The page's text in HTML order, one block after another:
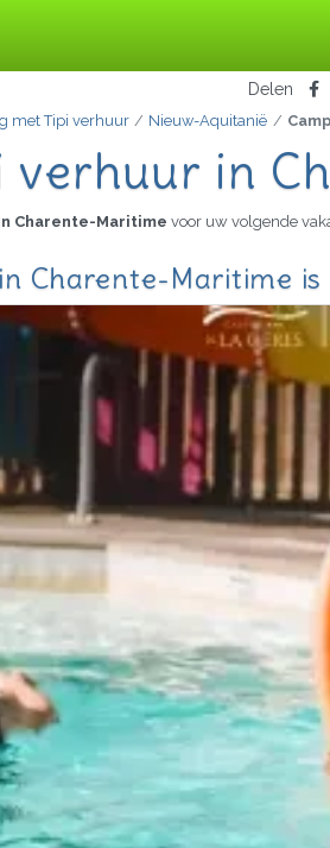
Delen
met Tipi verhuur Nieuw-Aquitanië
verhuur in
Charente-Maritime voor uw volgende
Charente-Maritime is